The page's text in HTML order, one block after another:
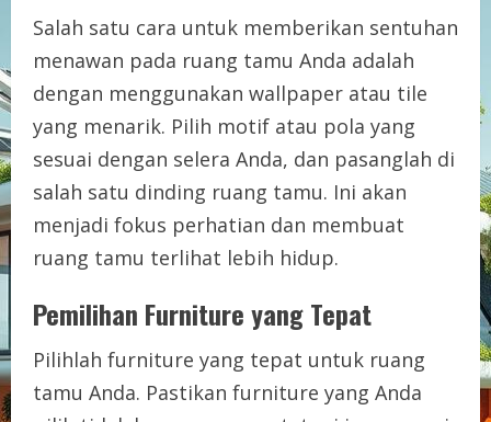
Salah satu cara untuk memberikan sentuhan
menawan pada ruang tamu Anda adalah
dengan menggunakan wallpaper atau tile
yang menarik. Pilih motif atau pola yang
sesuai dengan selera Anda, dan pasanglah di
salah satu dinding ruang tamu. Ini akan
menjadi fokus perhatian dan membuat
ruang tamu terlihat lebih hidup.
Pemilihan Furniture yang Tepat
Pilihlah furniture yang tepat untuk ruang
tamu Anda. Pastikan furniture yang Anda